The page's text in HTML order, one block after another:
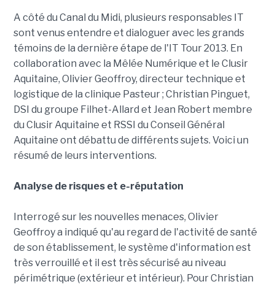
A côté du Canal du Midi, plusieurs responsables IT
sont venus entendre et dialoguer avec les grands
témoins de la dernière étape de l'IT Tour 2013. En
collaboration avec la Mêlée Numérique et le Clusir
Aquitaine, Olivier Geoffroy, directeur technique et
logistique de la clinique Pasteur ; Christian Pinguet,
DSI du groupe Filhet-Allard et Jean Robert membre
du Clusir Aquitaine et RSSI du Conseil Général
Aquitaine ont débattu de différents sujets. Voici un
résumé de leurs interventions.
Analyse de risques et e-réputation
Interrogé sur les nouvelles menaces, Olivier
Geoffroy a indiqué qu'au regard de l'activité de santé
de son établissement, le système d'information est
très verrouillé et il est très sécurisé au niveau
périmétrique (extérieur et intérieur). Pour Christian